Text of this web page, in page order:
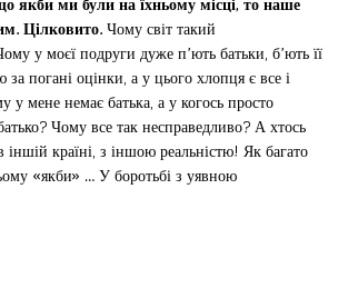
Цілковито.Чому світ такий
у моєї подруги дуже п’ють батьки, б’ють її
погані оцінки, а у цього хлопця є все і
у мене немає батька, а у когось просто
Чому все так несправедливо? А хтось
іншій країні, з іншою реальністю! Як багато
«якби» … У боротьбі з уявною